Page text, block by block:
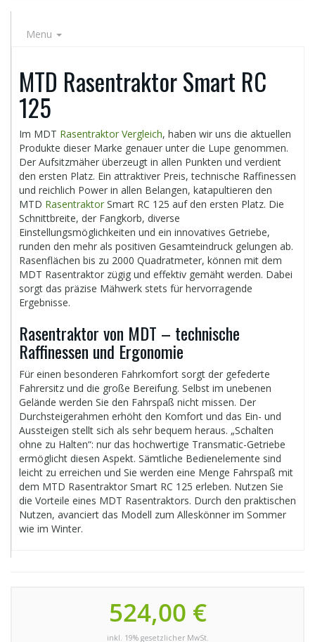
Menu
MTD Rasentraktor Smart RC
125
Im MDT Rasentraktor Vergleich, haben wir uns die aktuellen
Produkte dieser Marke genauer unter die Lupe genommen.
Der Aufsitzmäher überzeugt in allen Punkten und verdient
den ersten Platz. Ein attraktiver Preis, technische Raffinessen
und reichlich Power in allen Belangen, katapultieren den
MTD Rasentraktor Smart RC 125 auf den ersten Platz. Die
Schnittbreite, der Fangkorb, diverse
Einstellungsmöglichkeiten und ein innovatives Getriebe,
runden den mehr als positiven Gesamteindruck gelungen ab.
Rasenflächen bis zu 2000 Quadratmeter, können mit dem
MDT Rasentraktor zügig und effektiv gemäht werden. Dabei
sorgt das präzise Mähwerk stets für hervorragende
Ergebnisse.
Rasentraktor von MDT – technische
Raffinessen und Ergonomie
Für einen besonderen Fahrkomfort sorgt der gefederte
Fahrersitz und die große Bereifung. Selbst im unebenen
Gelände werden Sie den Fahrspaß nicht missen. Der
Durchsteigerahmen erhöht den Komfort und das Ein- und
Aussteigen stellt sich als sehr bequem heraus. „Schalten
ohne zu Halten“: nur das hochwertige Transmatic-Getriebe
ermöglicht diesen Aspekt. Sämtliche Bedienelemente sind
leicht zu erreichen und Sie werden eine Menge Fahrspaß mit
dem MTD Rasentraktor Smart RC 125 erleben. Nutzen Sie
die Vorteile eines MDT Rasentraktors. Durch den praktischen
Nutzen, avanciert das Modell zum Alleskönner im Sommer
wie im Winter.
524,00 €
inkl. 19% gesetzlicher MwSt.